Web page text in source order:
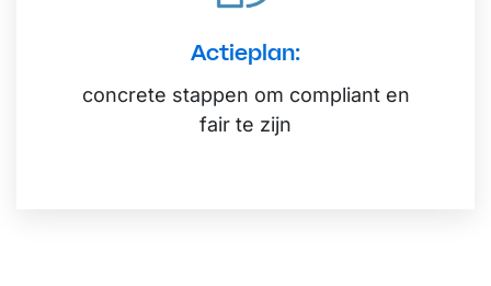
Actieplan:
concrete stappen om compliant en
fair te zijn